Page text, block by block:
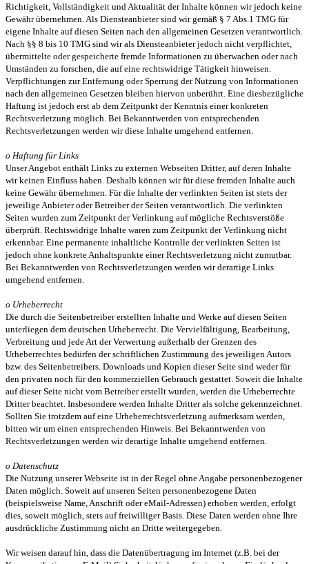
Richtigkeit, Vollständigkeit und Aktualität der Inhalte können wir jedoch keine
Gewähr übernehmen. Als Diensteanbieter sind wir gemäß § 7 Abs.1 TMG für
eigene Inhalte auf diesen Seiten nach den allgemeinen Gesetzen verantwortlich.
Nach §§ 8 bis 10 TMG sind wir als Diensteanbieter jedoch nicht verpflichtet,
übermittelte oder gespeicherte fremde Informationen zu überwachen oder nach
Umständen zu forschen, die auf eine rechtswidrige Tätigkeit hinweisen.
Verpflichtungen zur Entfernung oder Sperrung der Nutzung von Informationen
nach den allgemeinen Gesetzen bleiben hiervon unberührt. Eine diesbezügliche
Haftung ist jedoch erst ab dem Zeitpunkt der Kenntnis einer konkreten
Rechtsverletzung möglich. Bei Bekanntwerden von entsprechenden
Rechtsverletzungen werden wir diese Inhalte umgehend entfernen.
o Haftung für Links
Unser Angebot enthält Links zu externen Webseiten Dritter, auf deren Inhalte
wir keinen Einfluss haben. Deshalb können wir für diese fremden Inhalte auch
keine Gewähr übernehmen. Für die Inhalte der verlinkten Seiten ist stets der
jeweilige Anbieter oder Betreiber der Seiten verantwortlich. Die verlinkten
Seiten wurden zum Zeitpunkt der Verlinkung auf mögliche Rechtsverstöße
überprüft. Rechtswidrige Inhalte waren zum Zeitpunkt der Verlinkung nicht
erkennbar. Eine permanente inhaltliche Kontrolle der verlinkten Seiten ist
jedoch ohne konkrete Anhaltspunkte einer Rechtsverletzung nicht zumutbar.
Bei Bekanntwerden von Rechtsverletzungen werden wir derartige Links
umgehend entfernen.
o Urheberrecht
Die durch die Seitenbetreiber erstellten Inhalte und Werke auf diesen Seiten
unterliegen dem deutschen Urheberrecht. Die Vervielfältigung, Bearbeitung,
Verbreitung und jede Art der Verwertung außerhalb der Grenzen des
Urheberrechtes bedürfen der schriftlichen Zustimmung des jeweiligen Autors
bzw. des Seitenbetreibers. Downloads und Kopien dieser Seite sind weder für
den privaten noch für den kommerziellen Gebrauch gestattet. Soweit die Inhalte
auf dieser Seite nicht vom Betreiber erstellt wurden, werden die Urheberrechte
Dritter beachtet. Insbesondere werden Inhalte Dritter als solche gekennzeichnet.
Sollten Sie trotzdem auf eine Urheberrechtsverletzung aufmerksam werden,
bitten wir um einen entsprechenden Hinweis. Bei Bekanntwerden von
Rechtsverletzungen werden wir derartige Inhalte umgehend entfernen.
o Datenschutz
Die Nutzung unserer Webseite ist in der Regel ohne Angabe personenbezogener
Daten möglich. Soweit auf unseren Seiten personenbezogene Daten
(beispielsweise Name, Anschrift oder eMail-Adressen) erhoben werden, erfolgt
dies, soweit möglich, stets auf freiwilliger Basis. Diese Daten werden ohne Ihre
ausdrückliche Zustimmung nicht an Dritte weitergegeben.
Wir weisen darauf hin, dass die Datenübertragung im Internet (z.B. bei der